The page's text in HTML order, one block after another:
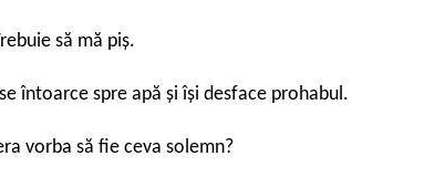
să mă piș.
întoarce spre apă și își desface prohabul.
vorba să fie ceva solemn?